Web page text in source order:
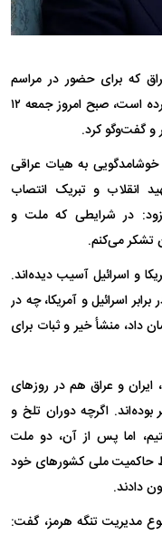
که برای حضور در مراسم
تشییع پیکر رهبر شهید انقلاب به ایران سفر کرده است، صبح امروز جمعه ۱۲
و گفت‌و‌گو کرد.
به هیات عراقی
انقلاب و تبریک انتصاب
در شرایطی که ملت و
تشکر می‌کنم.
و اسرائیل آسیب دیده‌اند.
اسرائیل و آمریکا، چه در
داد، منشأ خیر و ثبات برای
ایران و عراق هم در روز‌های
اگرچه دوران تلخ و
اما پس از آن، دو ملت
حاکمیت ملی کشور‌های خود
دادند.
مدیریت تنگه هرمز، گفت: